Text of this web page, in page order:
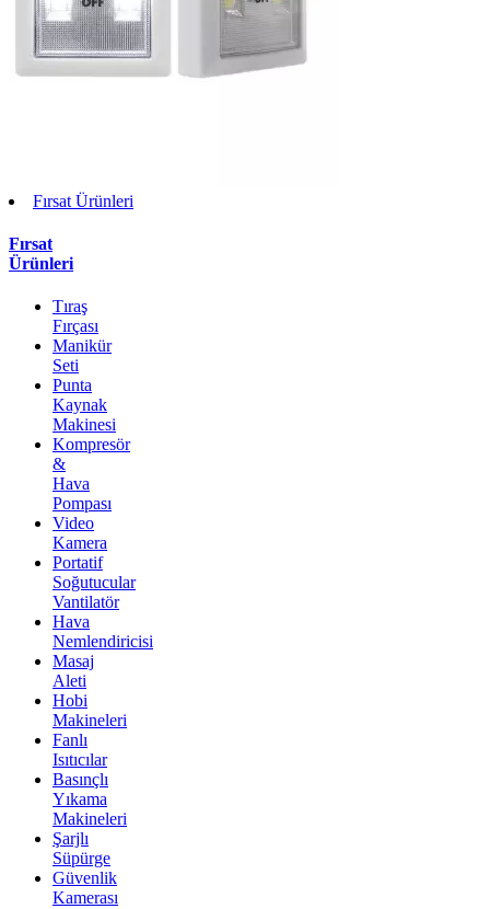
Fırsat Ürünleri
Fırsat
Ürünleri
Tıraş
Fırçası
Manikür
Seti
Punta
Kaynak
Makinesi
Kompresör
&
Hava
Pompası
Video
Kamera
Portatif
Soğutucular
Vantilatör
Hava
Nemlendiricisi
Masaj
Aleti
Hobi
Makineleri
Fanlı
Isıtıcılar
Basınçlı
Yıkama
Makineleri
Şarjlı
Süpürge
Güvenlik
Kamerası